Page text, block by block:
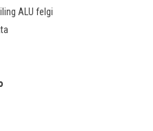
ALU felgi